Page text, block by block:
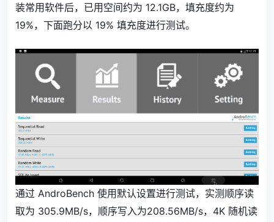
装常用软件后，已用空间约为 12.1GB，填充度约为
19%，下面跑分以 19% 填充度进行测试。
通过 AndroBench 使用默认设置进行测试，实测顺序读
取为 305.9MB/s，顺序写入为208.56MB/s，4K 随机读